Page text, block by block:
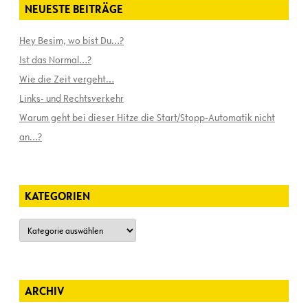
NEUESTE BEITRÄGE
Hey Besim, wo bist Du…?
Ist das Normal…?
Wie die Zeit vergeht…
Links- und Rechtsverkehr
Warum geht bei dieser Hitze die Start/Stopp-Automatik nicht
an…?
KATEGORIEN
Kategorien
ARCHIV